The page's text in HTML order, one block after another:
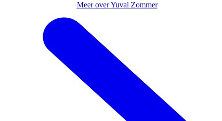
Meer over Yuval Zommer